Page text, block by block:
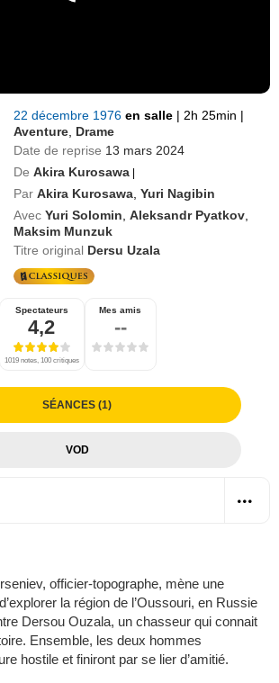
22 décembre 1976en salle | 2h 25min |
Aventure Drame
Date de reprise 13 mars 2024
De Akira Kurosawa |
Par Akira Kurosawa ,Yuri Nagibin
Avec Yuri Solomin ,Aleksandr Pyatkov
Maksim Munzuk
Titre original Dersu Uzala
Spectateurs
4,2
1019 notes, 100 critiques
Mes amis
--
SÉANCES (1)
VOD
officier-topographe, mène une
la région de l’Oussouri, en Russie
Dersou Ouzala, un chasseur qui connait
Ensemble, les deux hommes
hostile et finiront par se lier d’amitié.